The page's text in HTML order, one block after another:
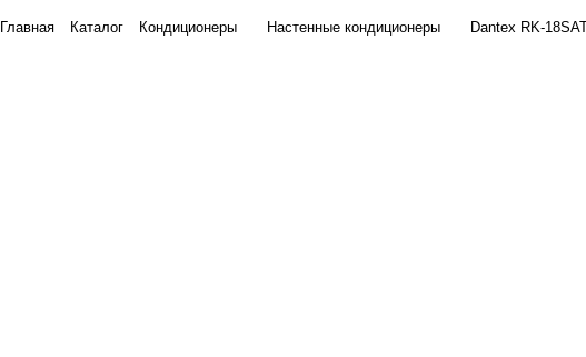
Главная Каталог Кондиционеры Настенные кондиционеры Dantex RK-